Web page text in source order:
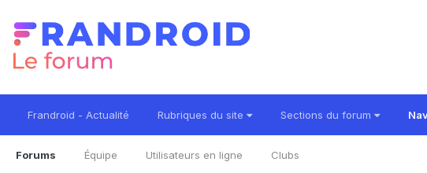
Frandroid - Actualité Rubriques du site Sections du forum
Forums Équipe Utilisateurs en ligne Clubs